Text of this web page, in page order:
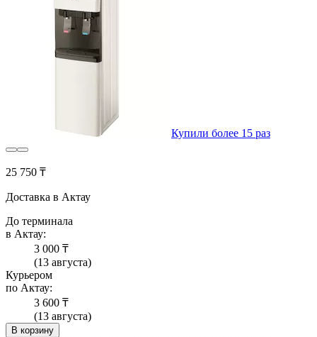
Купили более 15 раз
25 750 ₸
Доставка в Актау
До терминала
в Актау:
3 000 ₸
(13 августа)
Курьером
по Актау:
3 600 ₸
(13 августа)
В корзину